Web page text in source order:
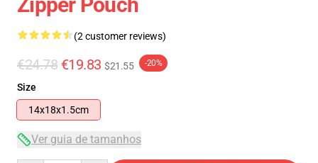
(2 customer reviews)
€24.78 €19.83 $21.55 -20%
Size
14x18x1.5cm
Ver guia de tamanhos